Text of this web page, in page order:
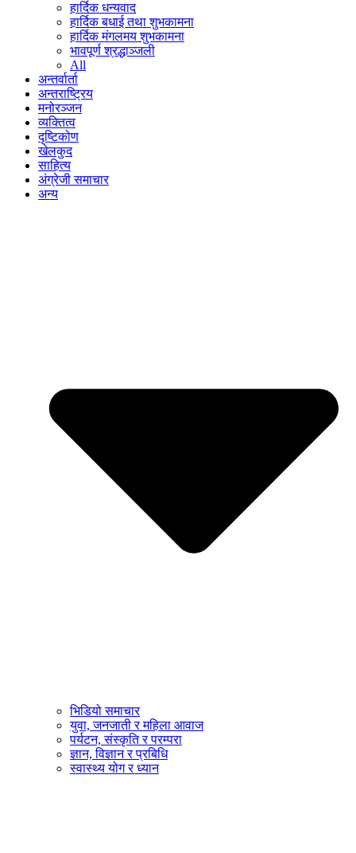
हार्दिक धन्यवाद
हार्दिक बधाई तथा शुभकामना
हार्दिक मंगलमय शुभकामना
भावपूर्ण श्रद्धाञ्जली
All
अन्तर्वार्ता
अन्तराष्ट्रिय
मनोरञ्जन
व्यक्तित्व
दृष्टिकोण
खेलकुद
साहित्य
अंग्रेजी समाचार
अन्य
भिडियो समाचार
युवा, जनजाती र महिला आवाज
पर्यटन, संस्कृति र परम्परा
ज्ञान, विज्ञान र प्रबिधि
स्वास्थ्य योग र ध्यान